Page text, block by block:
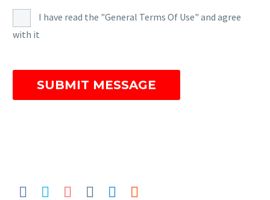
I have read the "General Terms Of Use" and agree
with it